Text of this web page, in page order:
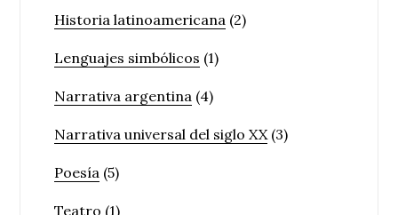
Historia latinoamericana (2)
Lenguajes simbólicos (1)
Narrativa argentina (4)
Narrativa universal del siglo XX (3)
Poesía (5)
Teatro (1)